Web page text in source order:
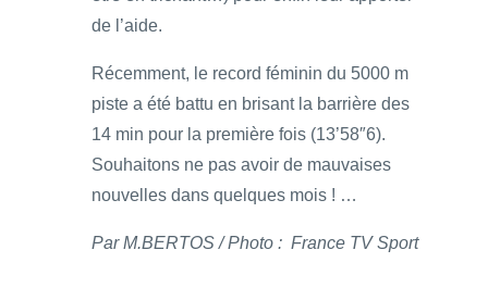
de l’aide.
Récemment, le record féminin du 5000 m
piste a été battu en brisant la barrière des
14 min pour la première fois (13’58″6).
Souhaitons ne pas avoir de mauvaises
nouvelles dans quelques mois ! …
Par M.BERTOS / Photo : France TV Sport